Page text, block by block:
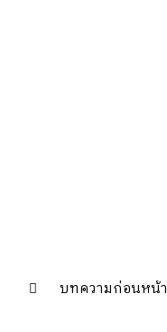
บทความก่อนหน้า